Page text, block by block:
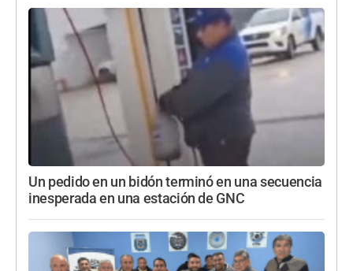
Un pedido en un bidón terminó en una secuencia
inesperada en una estación de GNC